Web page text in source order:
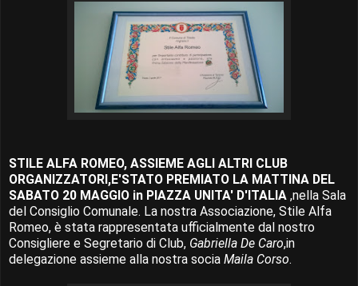
STILE ALFA ROMEO, ASSIEME AGLI ALTRI CLUB
ORGANIZZATORI,E'STATO PREMIATO LA MATTINA DEL
SABATO 20 MAGGIO in PIAZZA UNITA' D'ITALIA ,nella Sala
del Consiglio Comunale. La nostra Associazione, Stile Alfa
Romeo, è stata rappresentata ufficialmente dal nostro
Consigliere e Segretario di Club, Gabriella De Caro,in
delegazione assieme alla nostra socia Maila Corso.